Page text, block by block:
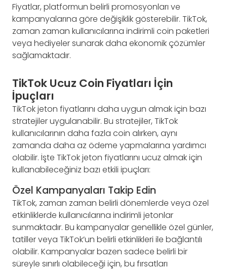
Fiyatlar, platformun belirli promosyonları ve
kampanyalarına göre değişiklik gösterebilir. TikTok,
zaman zaman kullanıcılarına indirimli coin paketleri
veya hediyeler sunarak daha ekonomik çözümler
sağlamaktadır.
TikTok Ucuz Coin Fiyatları İçin
İpuçları
TikTok jeton fiyatlarını daha uygun almak için bazı
stratejiler uygulanabilir. Bu stratejiler, TikTok
kullanıcılarının daha fazla coin alırken, aynı
zamanda daha az ödeme yapmalarına yardımcı
olabilir. İşte TikTok jeton fiyatlarını ucuz almak için
kullanabileceğiniz bazı etkili ipuçları:
Özel Kampanyaları Takip Edin
TikTok, zaman zaman belirli dönemlerde veya özel
etkinliklerde kullanıcılarına indirimli jetonlar
sunmaktadır. Bu kampanyalar genellikle özel günler,
tatiller veya TikTok’un belirli etkinlikleri ile bağlantılı
olabilir. Kampanyalar bazen sadece belirli bir
süreyle sınırlı olabileceği için, bu fırsatları